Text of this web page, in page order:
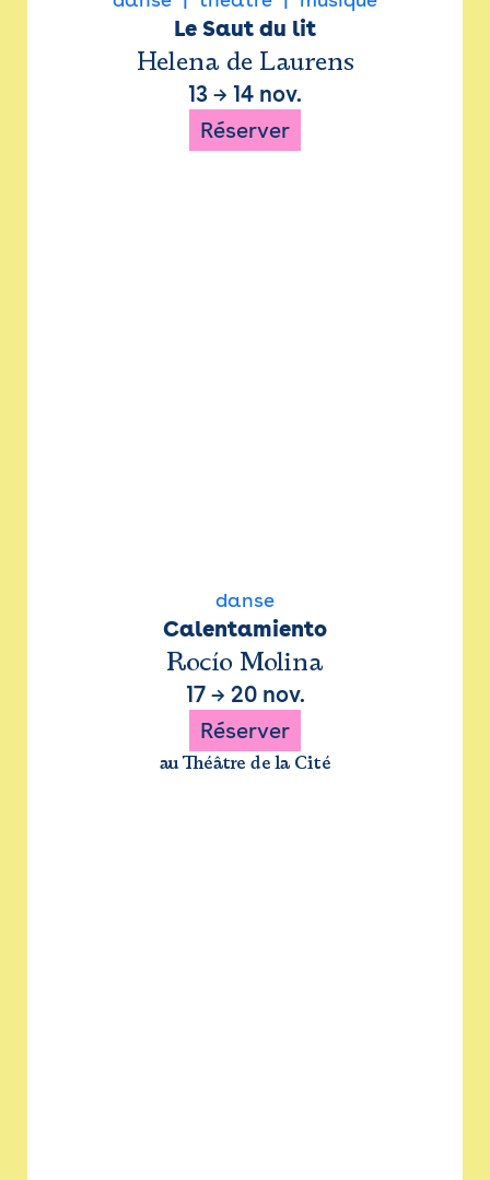
Le Saut du lit
Helena de Laurens
13 → 14 nov.
Réserver
danse
Calentamiento
Rocío Molina
17→ 20 nov.
Réserver
au Théâtre de la Cité